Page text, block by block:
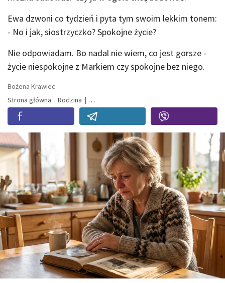
Ewa dzwoni co tydzień i pyta tym swoim lekkim tonem:
- No i jak, siostrzyczko? Spokojne życie?
Nie odpowiadam. Bo nadal nie wiem, co jest gorsze -
życie niespokojne z Markiem czy spokojne bez niego.
Bożena Krawiec
Strona główna
Rodzina